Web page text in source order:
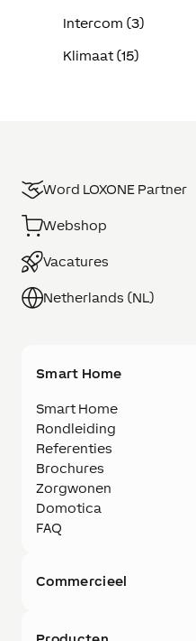
Intercom (3)
Klimaat (15)
Word LOXONE Partner
Webshop
Vacatures
Netherlands (NL)
Smart Home
Smart Home
Rondleiding
Referenties
Brochures
Zorgwonen
Domotica
FAQ
Commercieel